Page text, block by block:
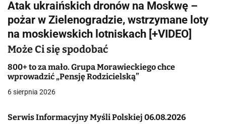
g
a
c
j
a
w
Atak ukraińskich dronów na Moskwę –
pożar w Zielenogradzie, wstrzymane loty
na moskiewskich lotniskach [+VIDEO]
Może Ci się spodobać
800+ to za mało. Grupa Morawieckiego chce
wprowadzić „Pensję Rodzicielską”
6 sierpnia 2026
Serwis Informacyjny Myśli Polskiej 06.08.2026